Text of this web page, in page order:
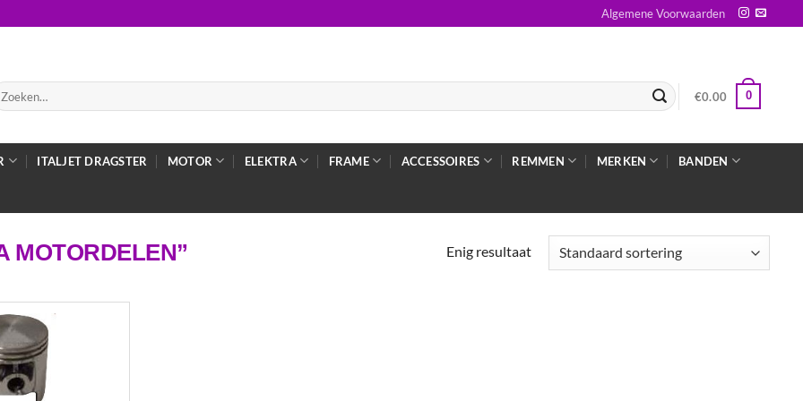
Algemene Voorwaarden
€0.00 0
ITALJET DRAGSTER MOTOR ELEKTRA FRAME ACCESSOIRES REMMEN MERKEN BANDEN
MOTORDELEN” Enig resultaat